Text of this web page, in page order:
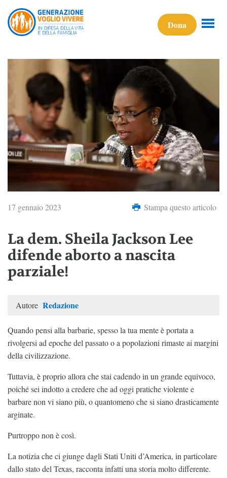
Dona
17 gennaio 2023 Stampa questo articolo
La dem. Sheila Jackson Lee
difende aborto a nascita
parziale!
Autore Redazione
Quando pensi alla barbarie, spesso la tua mente è portata a
rivolgersi ad epoche del passato o a popolazioni rimaste ai margini
della civilizzazione.
Tuttavia, è proprio allora che stai cadendo in un grande equivoco,
poiché sei indotto a credere che ad oggi pratiche violente e
barbare non vi siano più, o quantomeno che si siano drasticamente
arginate.
Purtroppo non è così.
La notizia che ci giunge dagli Stati Uniti d’America, in particolare
dallo stato del Texas, racconta infatti una storia molto differente.